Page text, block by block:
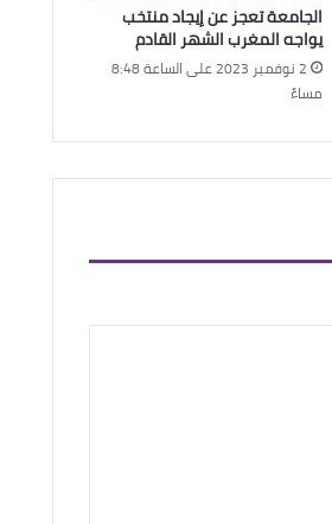
الجامعة تعجز عن إيجاد منتخب
يواجه المغرب الشهر القادم
2 نوفمبر 2023 على الساعة 8:48
مساءً